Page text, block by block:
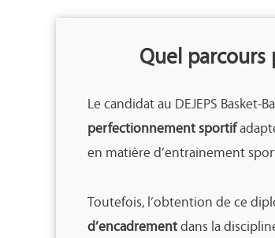
Quel parcours
Le candidat au DEJEPS Basket-
perfectionnement sportif
en matière d’entrainement
Toutefois, l’obtention de ce
d’encadrementdans la